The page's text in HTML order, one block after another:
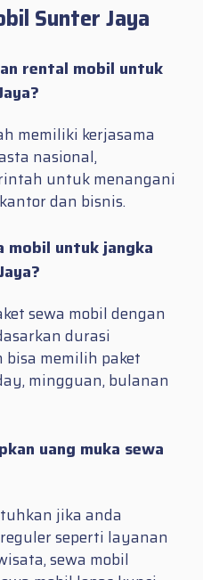
Sunter Jaya
rental mobil untuk
memiliki kerjasama
nasional,
untuk menangani
dan bisnis.
mobil untuk jangka
sewa mobil dengan
durasi
bisa memilih paket
mingguan, bulanan
uang muka sewa
jika anda
seperti layanan
sewa mobil